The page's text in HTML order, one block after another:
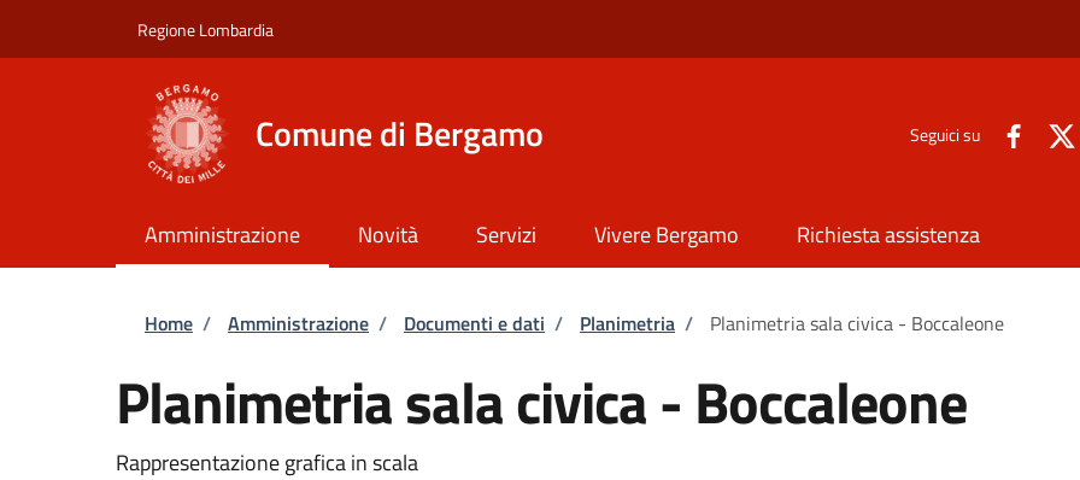
Regione Lombardia
Comune di Bergamo Seguici su
Amministrazione Novità Servizi Vivere Bergamo Richiesta assistenza
Briciole di pane
Home / Amministrazione / Documenti e dati / Planimetria / Planimetria sala civica - Boccaleone
Planimetria sala civica - Boccaleone
Rappresentazione grafica in scala